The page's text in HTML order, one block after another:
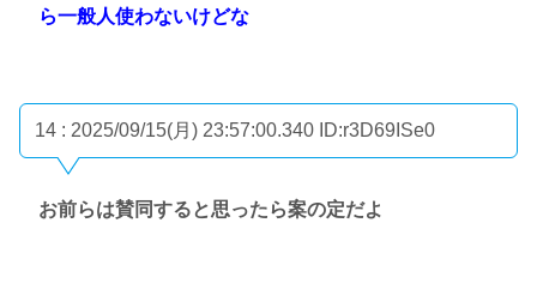
ら一般人使わないけどな
14 : 2025/09/15(月) 23:57:00.340 ID:r3D69ISe0
お前らは賛同すると思ったら案の定だよ